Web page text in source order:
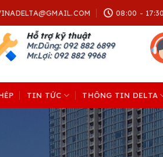
08:00 - 17:30
Hỗ trợ kỹ thuật
Mr.Dũng:092 882 6899
Mr.Lợi: 092 882 9968
TIN TỨC THÔNG TIN DELTA